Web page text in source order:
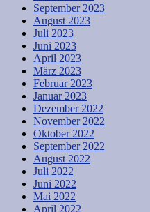
September 2023
August 2023
Juli 2023
Juni 2023
April 2023
März 2023
Februar 2023
Januar 2023
Dezember 2022
November 2022
Oktober 2022
September 2022
August 2022
Juli 2022
Juni 2022
Mai 2022
April 2022